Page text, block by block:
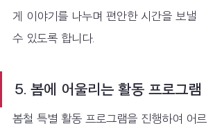
게 이야기를 나누며 편안한 시간을 보낼
수 있도록 합니다.
5. 봄에 어울리는 활동 프로그램
봄철 특별 활동 프로그램을 진행하여 어르